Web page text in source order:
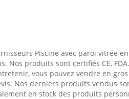
Piscine avec paroi vitrée
Nos produits sont certifiés CE,
vous pouvez vendre en
Nos derniers produits vendus
en stock des produits